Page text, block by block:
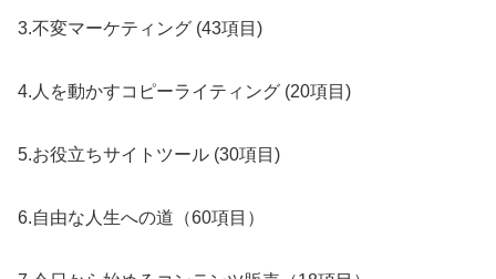
3.不変マーケティング (43項目)
4.人を動かすコピーライティング (20項目)
5.お役立ちサイトツール (30項目)
6.自由な人生への道（60項目）